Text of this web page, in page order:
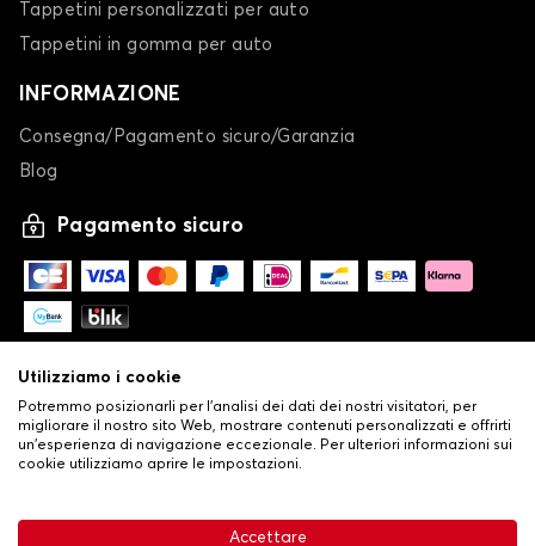
Tappetini personalizzati per auto
Tappetini in gomma per auto
INFORMAZIONE
Consegna/Pagamento sicuro/Garanzia
Blog
Pagamento sicuro
Condizioni generali di vendita•
Utilizziamo i cookie
Potremmo posizionarli per l'analisi dei dati dei nostri visitatori, per
migliorare il nostro sito Web, mostrare contenuti personalizzati e offrirti
un'esperienza di navigazione eccezionale. Per ulteriori informazioni sui
cookie utilizziamo aprire le impostazioni.
Accettare